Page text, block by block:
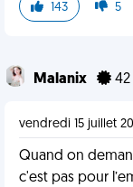
143 5
Malanix 42
vendredi 15 juillet
Quand on
c'est pas pour